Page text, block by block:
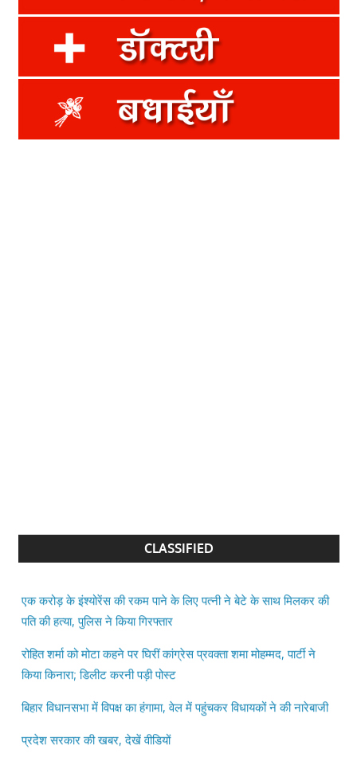
CLASSIFIED
पति की हत्या, पुलिस ने किया गिरफ्तार
रोहित शर्मा को मोटा कहने पर घिरीं कांग्रेस प्रवक्ता शमा मोहम्मद, पार्टी ने
किया किनारा; डिलीट करनी पड़ी पोस्ट
बिहार विधानसभा में विपक्ष का हंगामा, वेल में पहुंचकर विधायकों ने की नारेबाजी
प्रदेश सरकार की खबर, देखें वीडियों